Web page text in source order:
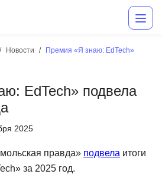
Новости
Премия «Я знаю: EdTech»
EdTech» подвела
2025
правда» подвела итоги
за 2025 год.